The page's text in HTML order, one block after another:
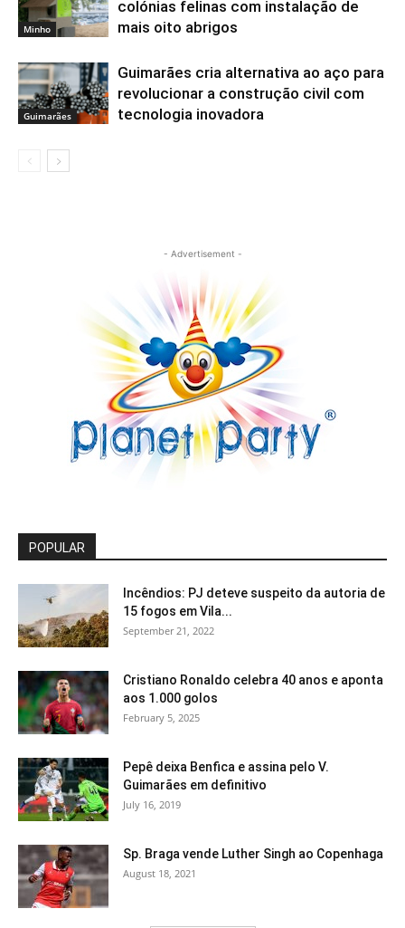
Minho
colónias felinas com instalação de
mais oito abrigos
Guimarães
Guimarães cria alternativa ao aço para
revolucionar a construção civil com
tecnologia inovadora
- Advertisement -
POPULAR
Incêndios: PJ deteve suspeito da autoria de
15 fogos em Vila...
September 21, 2022
Cristiano Ronaldo celebra 40 anos e aponta
aos 1.000 golos
February 5, 2025
Pepê deixa Benfica e assina pelo V.
Guimarães em definitivo
July 16, 2019
Sp. Braga vende Luther Singh ao Copenhaga
August 18, 2021